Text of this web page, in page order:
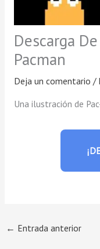
Descarga
Pacman
Deja un comentario /
Una ilustración de
← Entrada anterior